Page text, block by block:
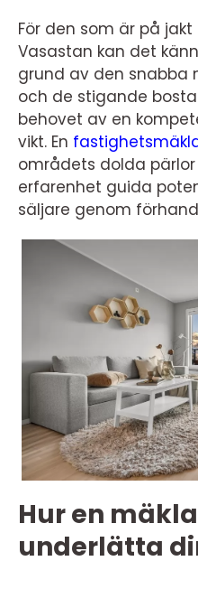
För den som är på
Vasastan kan det
grund av den snabba
och de stigande
behovet av en
vikt. En
områdets dolda
erfarenhet guida
säljare genom
Hur en
underlätta